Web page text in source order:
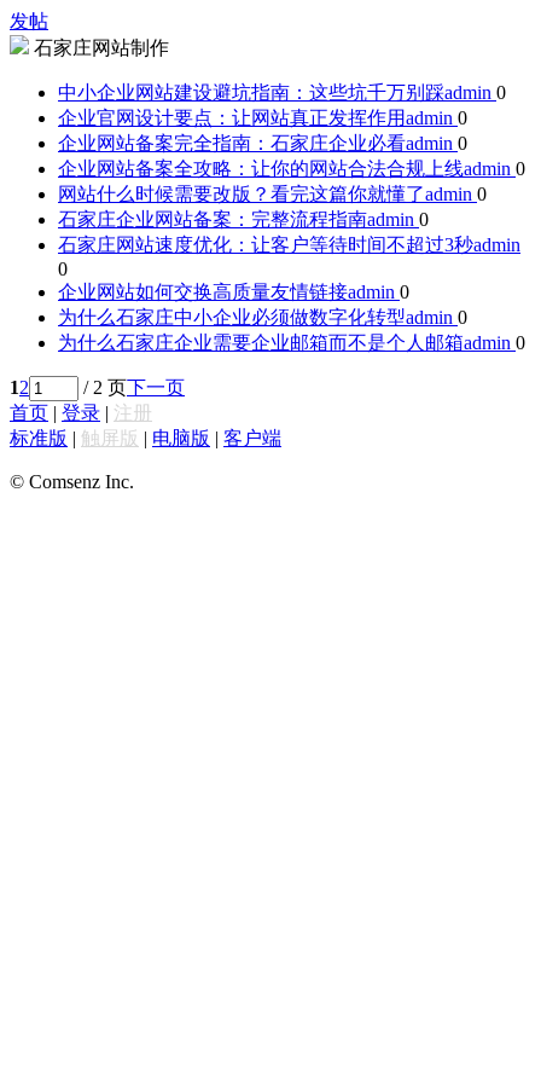
发帖
石家庄网站制作
中小企业网站建设避坑指南：这些坑千万别踩admin 0
企业官网设计要点：让网站真正发挥作用admin 0
企业网站备案完全指南：石家庄企业必看admin 0
企业网站备案全攻略：让你的网站合法合规上线admin 0
网站什么时候需要改版？看完这篇你就懂了admin 0
石家庄企业网站备案：完整流程指南admin 0
石家庄网站速度优化：让客户等待时间不超过3秒admin
0
企业网站如何交换高质量友情链接admin 0
为什么石家庄中小企业必须做数字化转型admin 0
为什么石家庄企业需要企业邮箱而不是个人邮箱admin 0
12 / 2 页下一页
首页 | 登录 | 注册
标准版 | 触屏版 | 电脑版 | 客户端
© Comsenz Inc.